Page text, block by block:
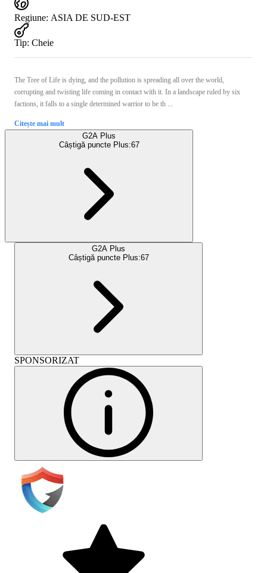
Regiune: ASIA DE SUD-EST
Tip: Cheie
The Tree of Life is dying, and the pollution is spreading all over the world,
corrupting and twisting life coming in contact with it. In a landscape ruled by six
factions, it falls to a single determined warrior to be th ...
Citește mai mult
G2A Plus
Câștigă puncte Plus:67
G2A Plus
Câștigă puncte Plus:67
SPONSORIZAT